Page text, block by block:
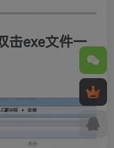
击exe文件一